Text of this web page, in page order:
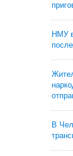
НМУ
В